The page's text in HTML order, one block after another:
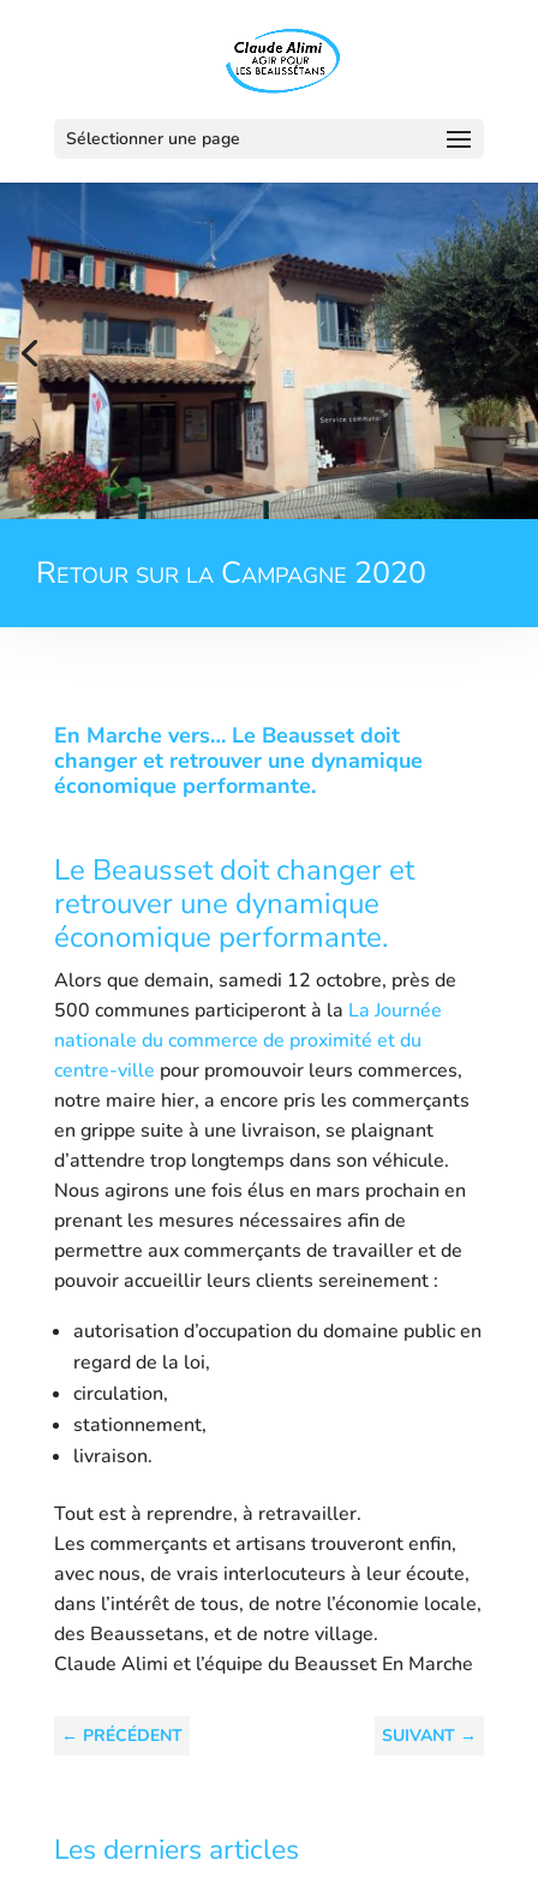
Sélectionner une page
Retour sur la Campagne 2020
En Marche vers… Le Beausset doit
changer et retrouver une dynamique
économique performante.
Le Beausset doit changer et
retrouver une dynamique
économique performante.
Alors que demain, samedi 12 octobre, près de
500 communes participeront à la La Journée
nationale du commerce de proximité et du
centre-ville pour promouvoir leurs commerces,
notre maire hier, a encore pris les commerçants
en grippe suite à une livraison, se plaignant
d’attendre trop longtemps dans son véhicule.
Nous agirons une fois élus en mars prochain en
prenant les mesures nécessaires afin de
permettre aux commerçants de travailler et de
pouvoir accueillir leurs clients sereinement :
autorisation d’occupation du domaine public en
regard de la loi,
circulation,
stationnement,
livraison.
Tout est à reprendre, à retravailler.
Les commerçants et artisans trouveront enfin,
avec nous, de vrais interlocuteurs à leur écoute,
dans l’intérêt de tous, de notre l’économie locale,
des Beaussetans, et de notre village.
Claude Alimi et l’équipe du Beausset En Marche
← PRÉCÉDENT SUIVANT →
Les derniers articles